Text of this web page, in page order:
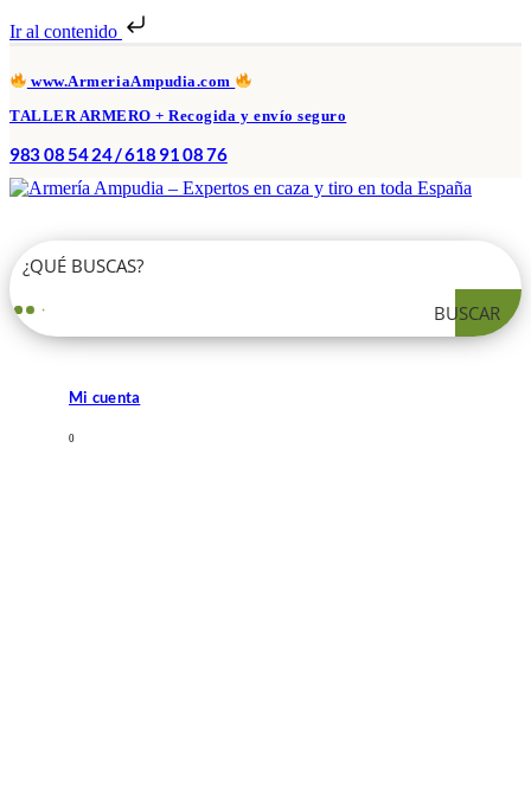
Ir al contenido
www.ArmeriaAmpudia.com
TALLER ARMERO + Recogida y envío seguro
983 08 54 24 / 618 91 08 76
BUSCAR
Mi cuenta
0